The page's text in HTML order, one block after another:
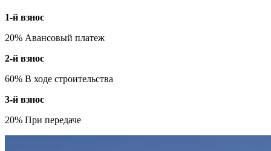
1-й взнос
20% Авансовый платеж
2-й взнос
60% В ходе строительства
3-й взнос
20% При передаче